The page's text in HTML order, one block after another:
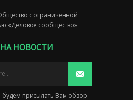
с ограниченной
«Деловое сообщество»
НОВОСТИ
будем присылать Вам обзор